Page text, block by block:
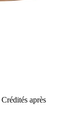
Crédités après